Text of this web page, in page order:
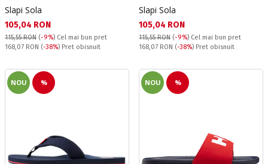
Slapi Sola
Текуща цена:
105,04 RON
115,55 RON (-9%) Cel mai bun pret
Pret obisnuit:
168,07 RON (-38%) Pret obisnuit
Slapi Sola
Текуща цена:
105,04 RON
115,55 RON (-9%) Cel mai bun pret
Pret obisnuit:
168,07 RON (-38%) Pret obisnuit
NOU % NOU %